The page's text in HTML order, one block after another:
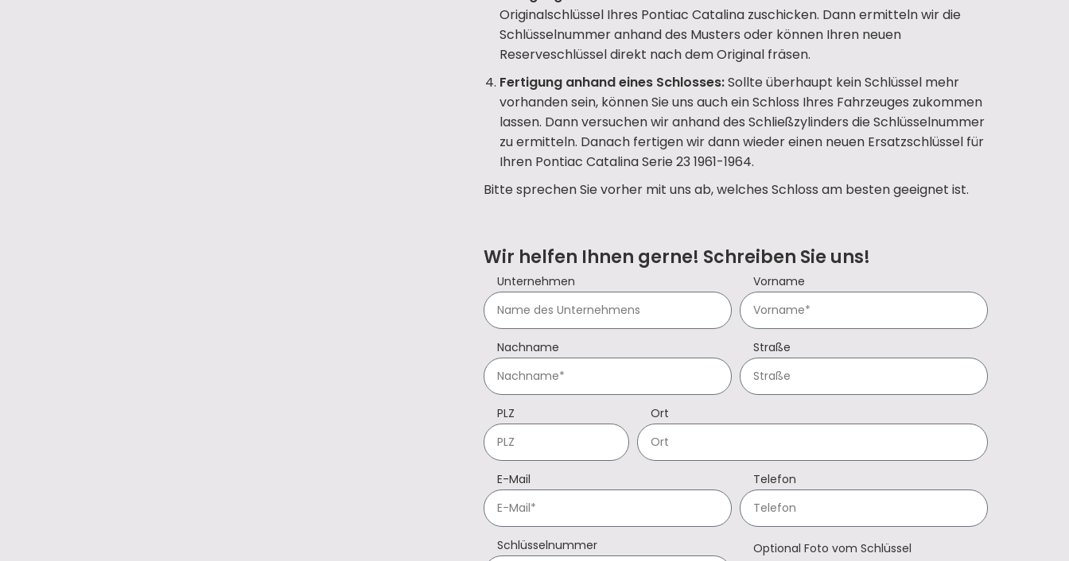
Originalschlüssel Ihres Pontiac Catalina zuschicken. Dann ermitteln wir die
Schlüsselnummer anhand des Musters oder können Ihren neuen
Reserveschlüssel direkt nach dem Original fräsen.
Fertigung anhand eines Schlosses:Sollte überhaupt kein Schlüssel mehr
vorhanden sein, können Sie uns auch ein Schloss Ihres Fahrzeuges zukommen
lassen. Dann versuchen wir anhand des Schließzylinders die Schlüsselnummer
zu ermitteln. Danach fertigen wir dann wieder einen neuen Ersatzschlüssel für
Ihren Pontiac Catalina Serie 23 1961-1964.
Bitte sprechen Sie vorher mit uns ab, welches Schloss am besten geeignet ist.
Wir helfen Ihnen gerne! Schreiben Sie uns!
Unternehmen Vorname
Nachname Straße
PLZ Ort
E-Mail Telefon
Schlüsselnummer Optional Foto vom Schlüssel